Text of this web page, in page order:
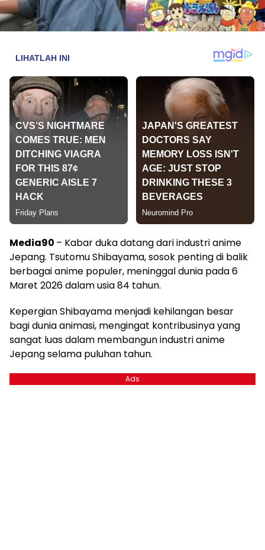
Media90 – Kabar duka datang dari industri anime
Jepang. Tsutomu Shibayama, sosok penting di balik
berbagai anime populer, meninggal dunia pada 6
Maret 2026 dalam usia 84 tahun.
Kepergian Shibayama menjadi kehilangan besar
bagi dunia animasi, mengingat kontribusinya yang
sangat luas dalam membangun industri anime
Jepang selama puluhan tahun.
Ads